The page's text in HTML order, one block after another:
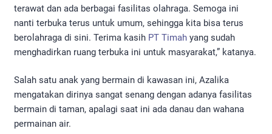
terawat dan ada berbagai fasilitas olahraga. Semoga ini
nanti terbuka terus untuk umum, sehingga kita bisa terus
berolahraga di sini. Terima kasih PT Timah yang sudah
menghadirkan ruang terbuka ini untuk masyarakat,” katanya.
Salah satu anak yang bermain di kawasan ini, Azalika
mengatakan dirinya sangat senang dengan adanya fasilitas
bermain di taman, apalagi saat ini ada danau dan wahana
permainan air.